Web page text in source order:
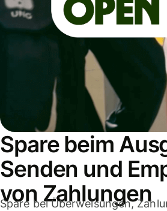
Spare beim
Senden und
von Zahlungen
Spare bei Überweisungen,